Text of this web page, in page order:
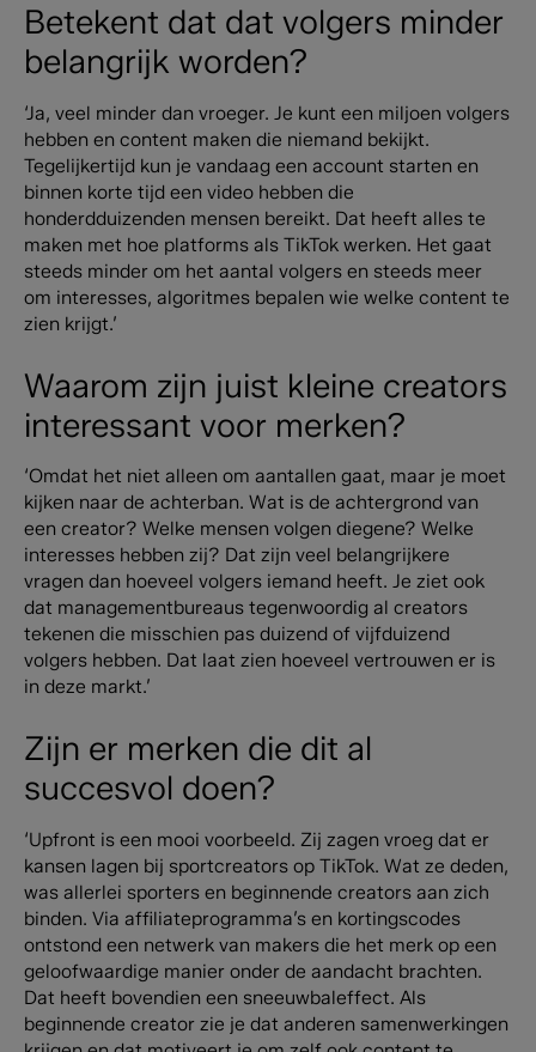
Betekent dat dat volgers minder
belangrijk worden?
‘Ja, veel minder dan vroeger. Je kunt een miljoen volgers
hebben en content maken die niemand bekijkt.
Tegelijkertijd kun je vandaag een account starten en
binnen korte tijd een video hebben die
honderdduizenden mensen bereikt. Dat heeft alles te
maken met hoe platforms als TikTok werken. Het gaat
steeds minder om het aantal volgers en steeds meer
om interesses, algoritmes bepalen wie welke content te
zien krijgt.’
Waarom zijn juist kleine creators
interessant voor merken?
‘Omdat het niet alleen om aantallen gaat, maar je moet
kijken naar de achterban. Wat is de achtergrond van
een creator? Welke mensen volgen diegene? Welke
interesses hebben zij? Dat zijn veel belangrijkere
vragen dan hoeveel volgers iemand heeft. Je ziet ook
dat managementbureaus tegenwoordig al creators
tekenen die misschien pas duizend of vijfduizend
volgers hebben. Dat laat zien hoeveel vertrouwen er is
in deze markt.’
Zijn er merken die dit al
succesvol doen?
‘Upfront is een mooi voorbeeld. Zij zagen vroeg dat er
kansen lagen bij sportcreators op TikTok. Wat ze deden,
was allerlei sporters en beginnende creators aan zich
binden. Via affiliateprogramma’s en kortingscodes
ontstond een netwerk van makers die het merk op een
geloofwaardige manier onder de aandacht brachten.
Dat heeft bovendien een sneeuwbaleffect. Als
beginnende creator zie je dat anderen samenwerkingen